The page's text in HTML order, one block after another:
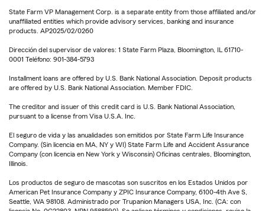
State Farm VP Management Corp. is a separate entity from those affiliated and/or
unaffiliated entities which provide advisory services, banking and insurance
products. AP2025/02/0260
Dirección del supervisor de valores: 1 State Farm Plaza, Bloomington, IL 61710-
0001 Teléfono: 901-384-5793
Installment loans are offered by U.S. Bank National Association. Deposit products
are offered by U.S. Bank National Association. Member FDIC.
The creditor and issuer of this credit card is U.S. Bank National Association,
pursuant to a license from Visa U.S.A. Inc.
El seguro de vida y las anualidades son emitidos por State Farm Life Insurance
Company. (Sin licencia en MA, NY y WI) State Farm Life and Accident Assurance
Company (con licencia en New York y Wisconsin) Oficinas centrales, Bloomington,
Illinois.
Los productos de seguro de mascotas son suscritos en los Estados Unidos por
American Pet Insurance Company y ZPIC Insurance Company, 6100-4th Ave S,
Seattle, WA 98108. Administrado por Trupanion Managers USA, Inc. (CA: con